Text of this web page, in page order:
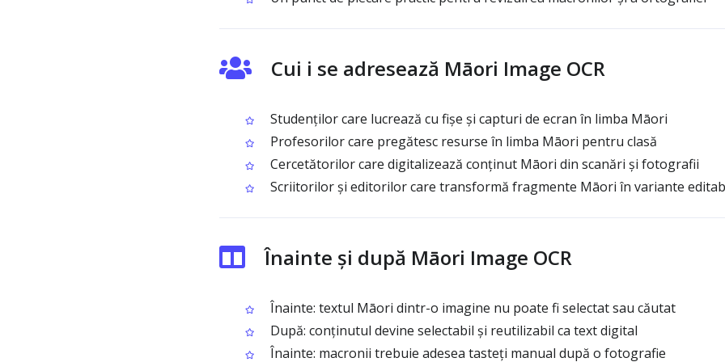
Cui i se adresează Māori Image OCR
Studenților care lucrează cu fișe și capturi de ecran în limba Māori
Profesorilor care pregătesc resurse în limba Māori pentru clasă
Cercetătorilor care digitalizează conținut Māori din scanări și fotografii
Scriitorilor și editorilor care transformă fragmente Māori în variante
Înainte și după Māori Image OCR
Înainte: textul Māori dintr-o imagine nu poate fi selectat sau căutat
După: conținutul devine selectabil și reutilizabil ca text digital
Înainte: macronii trebuie adesea tasteți manual după o fotografie